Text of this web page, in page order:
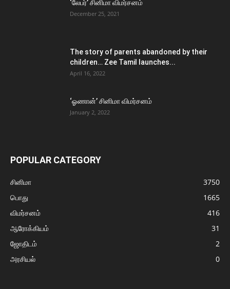
‘லேபர்’ சினிமா விமர்சனம்
December 25, 2021
The story of parents abandoned by their
children… Zee Tamil launches...
April 16, 2022
‘ஓணான்’ சினிமா விமர்சனம்
January 2, 2022
POPULAR CATEGORY
சினிமா
3750
பொது
1665
விமர்சனம்
416
ஆரோக்கியம்
31
ஜோதிடம்
2
அரசியல்
0